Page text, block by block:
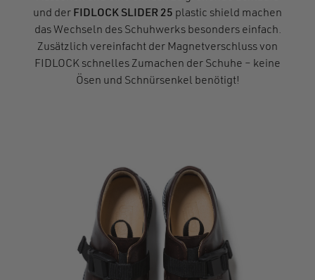
und der FIDLOCK SLIDER 25 plastic shield machen
das Wechseln des Schuhwerks besonders einfach.
Zusätzlich vereinfacht der Magnetverschluss von
FIDLOCK schnelles Zumachen der Schuhe – keine
Ösen und Schnürsenkel benötigt!